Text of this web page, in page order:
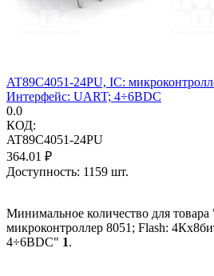
AT89C4051-24PU, IC:
Интерфейс: UART; 4÷6ВDC
0.0
КОД:
AT89C4051-24PU
364.01 ₽
Доступность: 1159 шт.
Минимальное количество для
микроконтроллер 8051; Flash:
4÷6ВDC" 1.